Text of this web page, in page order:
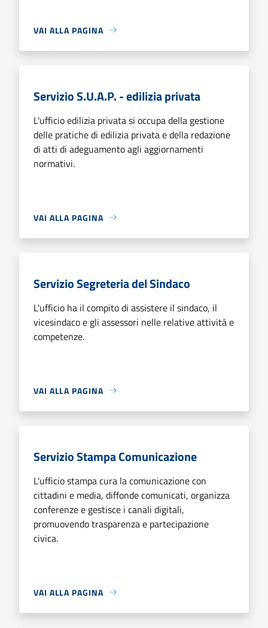
VAI ALLA PAGINA
Servizio S.U.A.P. - edilizia privata
L'ufficio edilizia privata si occupa della gestione
delle pratiche di edilizia privata e della redazione
di atti di adeguamento agli aggiornamenti
normativi.
VAI ALLA PAGINA
Servizio Segreteria del Sindaco
L'ufficio ha il compito di assistere il sindaco, il
vicesindaco e gli assessori nelle relative attività e
competenze.
VAI ALLA PAGINA
Servizio Stampa Comunicazione
L'ufficio stampa cura la comunicazione con
cittadini e media, diffonde comunicati, organizza
conferenze e gestisce i canali digitali,
promuovendo trasparenza e partecipazione
civica.
VAI ALLA PAGINA